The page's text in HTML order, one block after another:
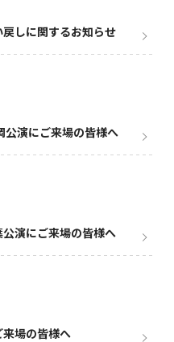
しに関するお知らせ
演にご来場の皆様へ
演にご来場の皆様へ
場の皆様へ